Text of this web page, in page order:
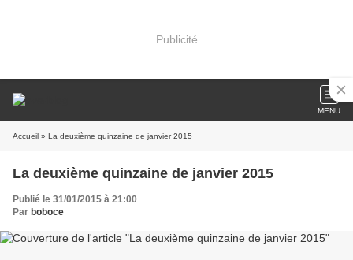
Publicité
MENU
Accueil » La deuxième quinzaine de janvier 2015
La deuxième quinzaine de janvier 2015
Publié le 31/01/2015 à 21:00
Par boboce